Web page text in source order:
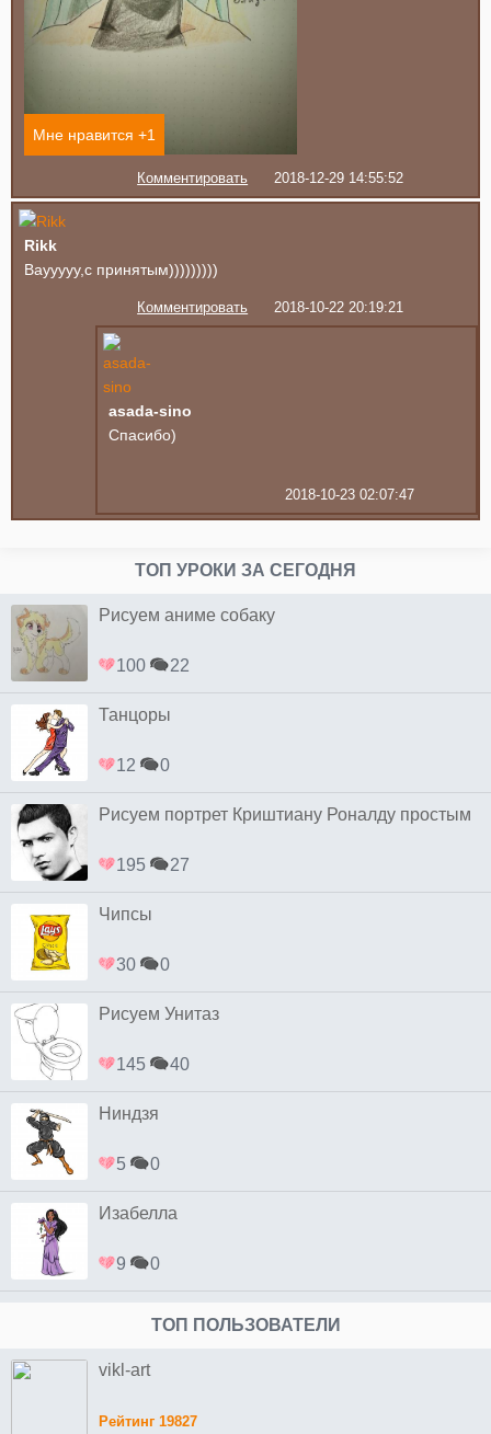
Мне нравится +1
Комментировать 2018-12-29 14:55:52
Rikk
Ваууууу,с принятым)))))))))
Комментировать 2018-10-22 20:19:21
asada-sino
Спасибо)
2018-10-23 02:07:47
ТОП УРОКИ ЗА СЕГОДНЯ
Рисуем аниме собаку
100 22
Танцоры
12 0
Рисуем портрет Криштиану Роналду простым
195 27
Чипсы
30 0
Рисуем Унитаз
145 40
Ниндзя
5 0
Изабелла
9 0
ТОП ПОЛЬЗОВАТЕЛИ
vikl-art
Рейтинг 19827